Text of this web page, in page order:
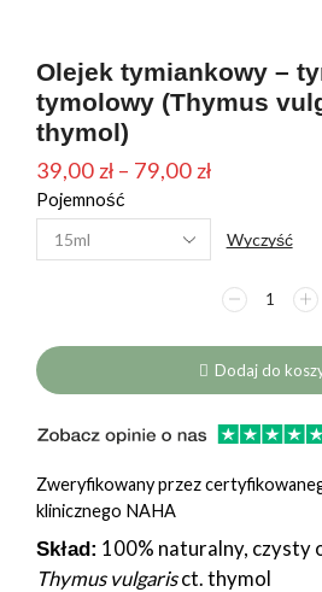
Olejek tymiankowy –
tymolowy (Thymus
thymol)
39,00zł – 79,00złZakres
od
do
Pojemność
Wyczyść
ilość
Olejek
tymiankowy
-
tymianek
(Thymus
ct.
Dodaj do
Zweryfikowany przez
klinicznego NAHA
Skład: 100% naturalny, czysty
Thymus vulgarisct. thymol